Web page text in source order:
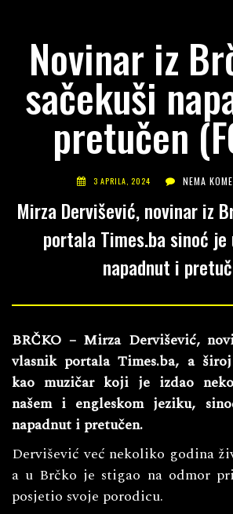
Novinar iz
sačekuši
pretučen
3 APRILA, 2024 NEMA
Mirza Dervišević, novinar iz
portala Times.ba sinoć je
napadnut i
BRČKO – Mirza Dervišević,
vlasnik portala Times.ba, a
kao muzičar koji je izdao
našem i engleskom jeziku,
napadnut i pretučen.
Dervišević već nekoliko godina
a u Brčko je stigao na odmor
posjetio svoje porodicu.